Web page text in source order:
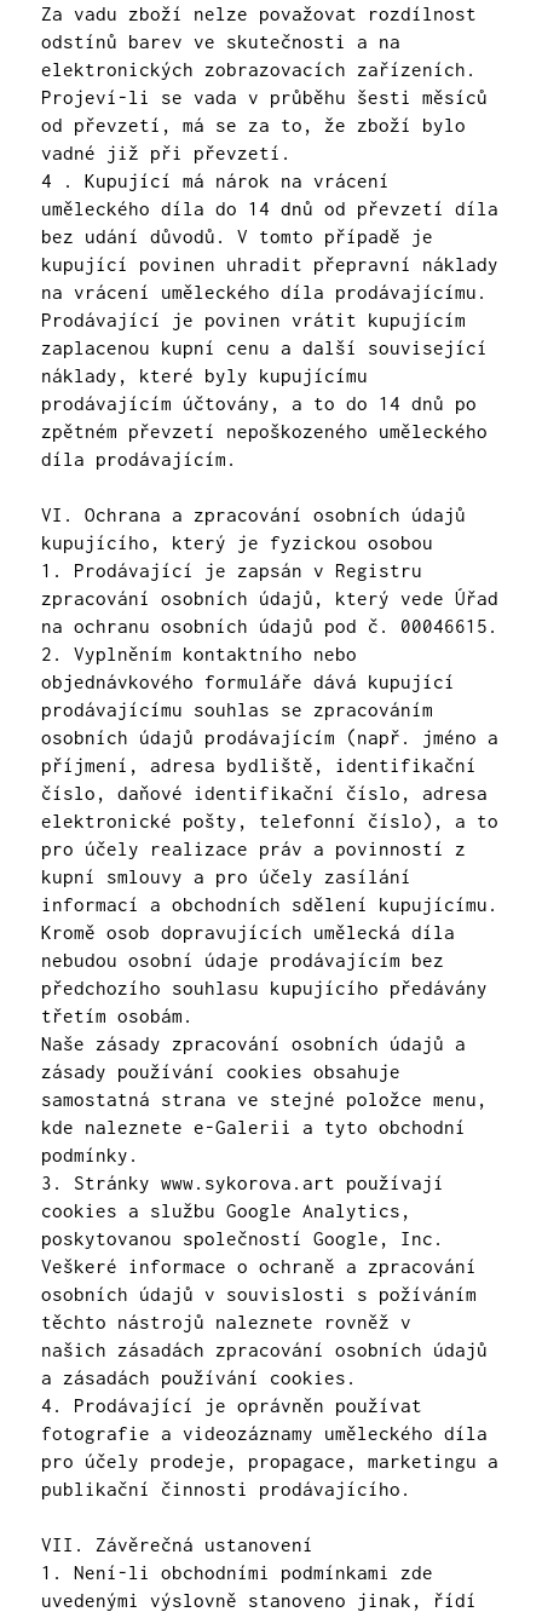
Za vadu zboží nelze považovat rozdílnost
odstínů barev ve skutečnosti a na
elektronických zobrazovacích zařízeních.
Projeví-li se vada v průběhu šesti měsíců
od převzetí, má se za to, že zboží bylo
vadné již při převzetí.
4 . Kupující má nárok na vrácení
uměleckého díla do 14 dnů od převzetí díla
bez udání důvodů. V tomto případě je
kupující povinen uhradit přepravní náklady
na vrácení uměleckého díla prodávajícímu.
Prodávající je povinen vrátit kupujícím
zaplacenou kupní cenu a další související
náklady, které byly kupujícímu
prodávajícím účtovány, a to do 14 dnů po
zpětném převzetí nepoškozeného uměleckého
díla prodávajícím.
VI. Ochrana a zpracování osobních údajů
kupujícího, který je fyzickou osobou
1. Prodávající je zapsán v Registru
zpracování osobních údajů, který vede Úřad
na ochranu osobních údajů pod č. 00046615.
2. Vyplněním kontaktního nebo
objednávkového formuláře dává kupující
prodávajícímu souhlas se zpracováním
osobních údajů prodávajícím (např. jméno a
příjmení, adresa bydliště, identifikační
číslo, daňové identifikační číslo, adresa
elektronické pošty, telefonní číslo), a to
pro účely realizace práv a povinností z
kupní smlouvy a pro účely zasílání
informací a obchodních sdělení kupujícímu.
Kromě osob dopravujících umělecká díla
nebudou osobní údaje prodávajícím bez
předchozího souhlasu kupujícího předávány
třetím osobám.
Naše zásady zpracování osobních údajů a
zásady používání cookies obsahuje
samostatná strana ve stejné položce menu,
kde naleznete e-Galerii a tyto obchodní
podmínky.
3. Stránkywww.sykorova.art
používají
cookies a službu Google Analytics,
poskytovanou společností Google, Inc.
Veškeré informace o ochraně a zpracování
osobních údajů v souvislosti s požíváním
těchto nástrojů naleznete rovněž v
našich zásadách zpracování osobních údajů
a zásadách používání cookies
4. Prodávající je oprávněn používat
fotografie a videozáznamy uměleckého díla
pro účely prodeje, propagace, marketingu a
publikační činnosti prodávajícího.
VII. Závěrečná ustanovení
1. Není-li obchodními podmínkami zde
uvedenými výslovně stanoveno jinak, řídí